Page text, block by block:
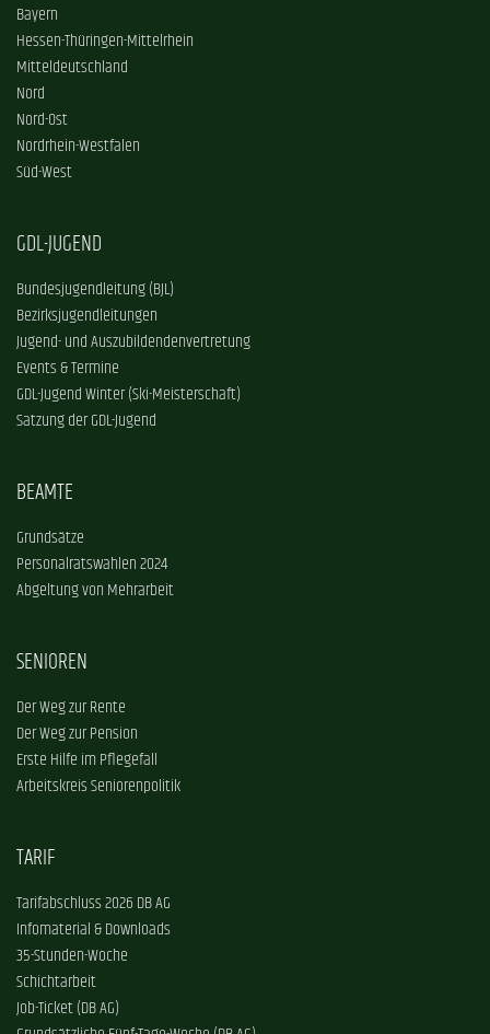
Bayern
Hessen-Thüringen-Mittelrhein
Mitteldeutschland
Nord
Nord-Ost
Nordrhein-Westfalen
Süd-West
GDL-JUGEND
Bundesjugendleitung (BJL)
Bezirksjugendleitungen
Jugend- und Auszubildendenvertretung
Events & Termine
GDL-Jugend Winter (Ski-Meisterschaft)
Satzung der GDL-Jugend
BEAMTE
Grundsätze
Personalratswahlen 2024
Abgeltung von Mehrarbeit
SENIOREN
Der Weg zur Rente
Der Weg zur Pension
Erste Hilfe im Pflegefall
Arbeitskreis Seniorenpolitik
TARIF
Tarifabschluss 2026 DB AG
Infomaterial & Downloads
35-Stunden-Woche
Schichtarbeit
Job-Ticket (DB AG)